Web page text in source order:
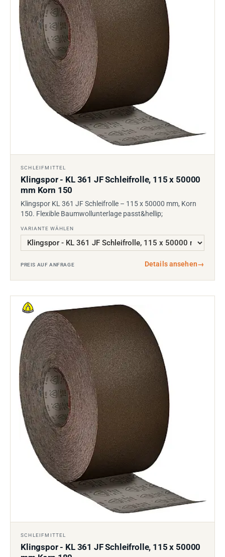
SCHLEIFMITTEL
Klingspor - KL 361 JF Schleifrolle, 115 x 50000
mm Korn 150
Klingspor KL 361 JF Schleifrolle – 115 x 50000 mm, Korn
150. Flexible Baumwollunterlage passt&hellip;
VARIANTE WÄHLEN
PREIS AUF ANFRAGE Details ansehen→
SCHLEIFMITTEL
Klingspor - KL 361 JF Schleifrolle, 115 x 50000